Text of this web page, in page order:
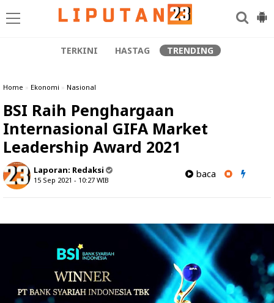
TERKINI HASTAG TRENDING
Home » Ekonomi » Nasional
BSI Raih Penghargaan
Internasional GIFA Market
Leadership Award 2021
Laporan: Redaksi
15 Sep 2021 - 10:27 WIB
baca